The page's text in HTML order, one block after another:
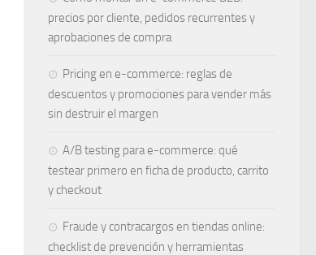
precios por cliente, pedidos recurrentes y
aprobaciones de compra
Pricing en e-commerce: reglas de
descuentos y promociones para vender más
sin destruir el margen
A/B testing para e-commerce: qué
testear primero en ficha de producto, carrito
y checkout
Fraude y contracargos en tiendas online:
checklist de prevención y herramientas